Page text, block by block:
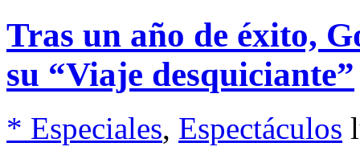
Tras un año de éxito,
su “Viaje desquiciante”
* Especiales, Espectáculos